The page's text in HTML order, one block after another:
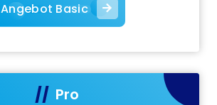
Angebot Basic
Pro